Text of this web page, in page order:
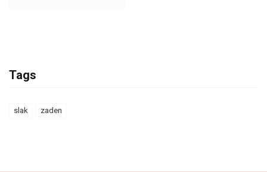
Tags
slak zaden